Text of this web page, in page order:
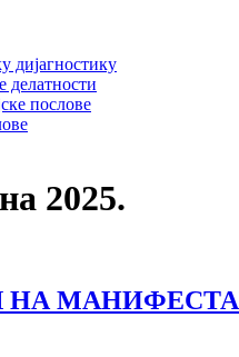
дијагностику
делатности
послове
2025.